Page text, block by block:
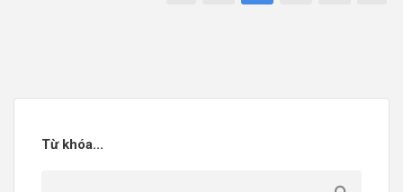
Từ khóa...